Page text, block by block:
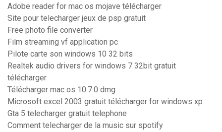
Adobe reader for mac os mojave télécharger
Site pour telecharger jeux de psp gratuit
Free photo file converter
Film streaming vf application pc
Pilote carte son windows 10 32 bits
Realtek audio drivers for windows 7 32bit gratuit
télécharger
Télécharger mac os 10.7.0 dmg
Microsoft excel 2003 gratuit télécharger for windows xp
Gta 5 telecharger gratuit telephone
Comment telecharger de la music sur spotify